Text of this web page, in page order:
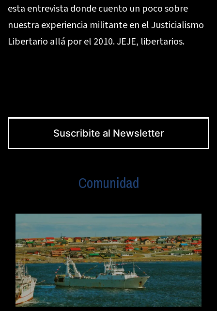
esta entrevista donde cuento un poco sobre
nuestra experiencia militante en el Justicialismo
Libertario allá por el 2010. JEJE, libertarios.
Suscribite al Newsletter
Comunidad